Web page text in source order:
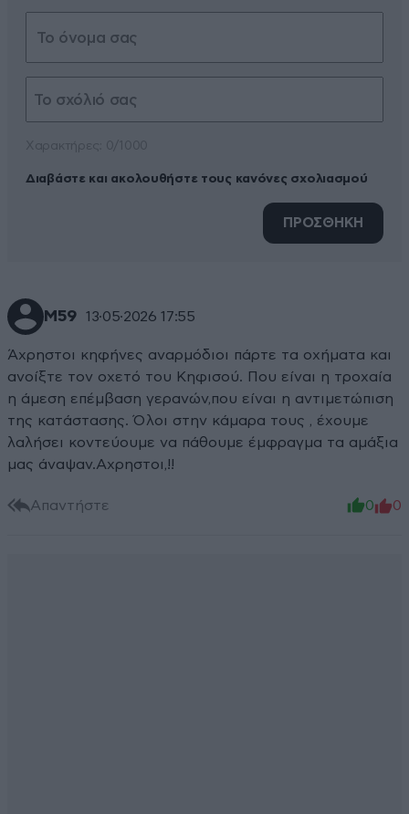
Διαβάστε και ακολουθήστε τους κανόνες σχολιασμού
ΠΡΟΣΘΗΚΗ
Μ59 13·05·2026 17:55
Άχρηστοι κηφήνες αναρμόδιοι πάρτε τα οχήματα και
ανοίξτε τον οχετό του Κηφισού. Που είναι η τροχαία
η άμεση επέμβαση γερανών,που είναι η αντιμετώπιση
της κατάστασης. Όλοι στην κάμαρα τους , έχουμε
λαλήσει κοντεύουμε να πάθουμε έμφραγμα τα αμάξια
μας άναψαν.Αχρηστοι,!!
Απαντήστε 0 0